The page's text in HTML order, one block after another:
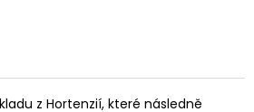
z Hortenzií, které následně